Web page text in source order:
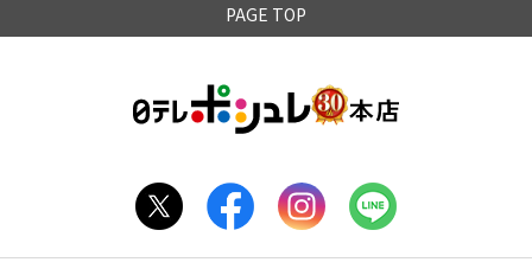
PAGE TOP